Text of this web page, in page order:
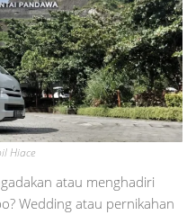
Hiace
atau menghadiri
Wedding atau pernikahan